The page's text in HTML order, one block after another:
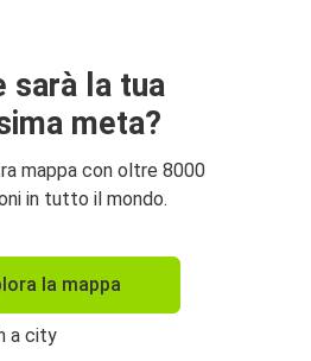
sarà la tua
meta?
mappa con oltre 8000
in tutto il mondo.
la mappa